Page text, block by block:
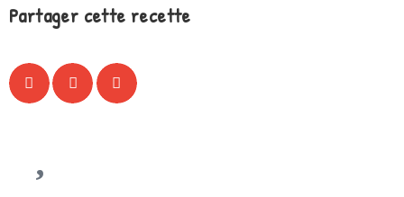
Partager cette recette